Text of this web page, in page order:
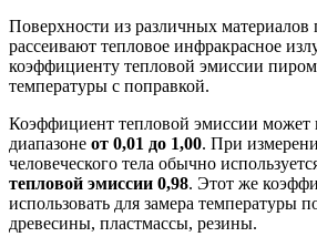
Поверхности из различных материалов
рассеивают тепловое инфракрасное
коэффициенту тепловой эмиссии
температуры с поправкой.
Коэффициент тепловой эмиссии может
диапазоне от 0,01 до 1,00. При
человеческого тела обычно
тепловой эмиссии 0,98. Этот же
использовать для замера температуры
древесины, пластмассы, резины.